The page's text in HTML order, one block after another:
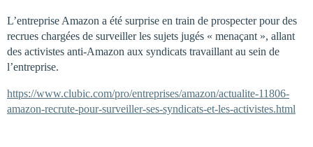
L’entreprise Amazon a été surprise en train de prospecter pour des
recrues chargées de surveiller les sujets jugés « menaçant », allant
des activistes anti-Amazon aux syndicats travaillant au sein de
l’entreprise.
https://www.clubic.com/pro/entreprises/amazon/actualite-11806-
amazon-recrute-pour-surveiller-ses-syndicats-et-les-activistes.html